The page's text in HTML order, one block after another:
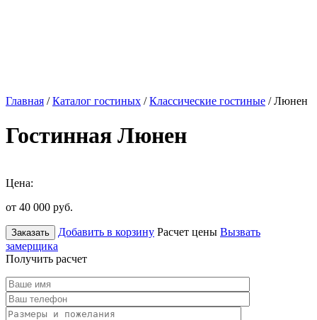
Главная /Каталог гостиных /Классические гостиные / Люнен
Гостинная Люнен
Цена:
от 40 000 руб.
Заказать Добавить в корзину Расчет цены Вызвать
замерщика
Получить расчет